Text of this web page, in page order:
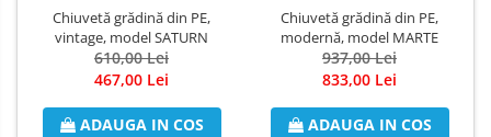
Chiuvetă grădină din PE,
vintage, model SATURN
610,00 Lei
467,00 Lei
ADAUGA IN COS
Chiuvetă grădină din PE,
modernă, model MARTE
937,00 Lei
833,00 Lei
ADAUGA IN COS